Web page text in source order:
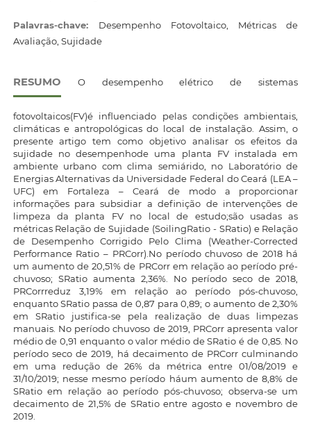
Palavras-chave: Desempenho Fotovoltaico, Métricas de
Avaliação, Sujidade
RESUMO O desempenho elétrico de sistemas
fotovoltaicos(FV)é influenciado pelas condições ambientais,
climáticas e antropológicas do local de instalação. Assim, o
presente artigo tem como objetivo analisar os efeitos da
sujidade no desempenhode uma planta FV instalada em
ambiente urbano com clima semiárido, no Laboratório de
Energias Alternativas da Universidade Federal do Ceará (LEA –
UFC) em Fortaleza – Ceará de modo a proporcionar
informações para subsidiar a definição de intervenções de
limpeza da planta FV no local de estudo;são usadas as
métricas Relação de Sujidade (SoilingRatio - SRatio) e Relação
de Desempenho Corrigido Pelo Clima (Weather-Corrected
Performance Ratio – PRCorr).No período chuvoso de 2018 há
um aumento de 20,51% de PRCorr em relação ao período pré-
chuvoso; SRatio aumenta 2,36%. No período seco de 2018,
PRCorrreduz 3,19% em relação ao período pós-chuvoso,
enquanto SRatio passa de 0,87 para 0,89; o aumento de 2,30%
em SRatio justifica-se pela realização de duas limpezas
manuais. No período chuvoso de 2019, PRCorr apresenta valor
médio de 0,91 enquanto o valor médio de SRatio é de 0,85. No
período seco de 2019, há decaimento de PRCorr culminando
em uma redução de 26% da métrica entre 01/08/2019 e
31/10/2019; nesse mesmo período háum aumento de 8,8% de
SRatio em relação ao período pós-chuvoso; observa-se um
decaimento de 21,5% de SRatio entre agosto e novembro de
2019.